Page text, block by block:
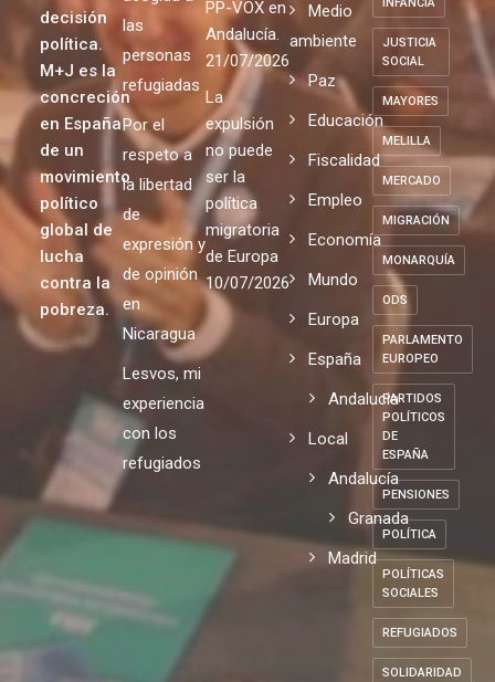
decisión
política.
M+J es la
concreción
en España
de un
movimiento
político
global de
lucha
contra la
pobreza.
las
personas
refugiadas
Por el
respeto a
la libertad
de
expresión y
de opinión
en
Nicaragua
Lesvos, mi
experiencia
con los
refugiados
PP-VOX en
Andalucía.
21/07/2026
La
expulsión
no puede
ser la
política
migratoria
de Europa
10/07/2026
Medio
ambiente
Paz
Educación
Fiscalidad
Empleo
Economía
Mundo
Europa
España
Andalucia
Local
Andalucía
Granada
Madrid
JUSTICIA
SOCIAL
MAYORES
MELILLA
MERCADO
MIGRACIÓN
MONARQUÍA
ODS
PARLAMENTO
EUROPEO
PARTIDOS
POLÍTICOS
DE
ESPAÑA
PENSIONES
POLÍTICA
POLÍTICAS
SOCIALES
REFUGIADOS
SOLIDARIDAD